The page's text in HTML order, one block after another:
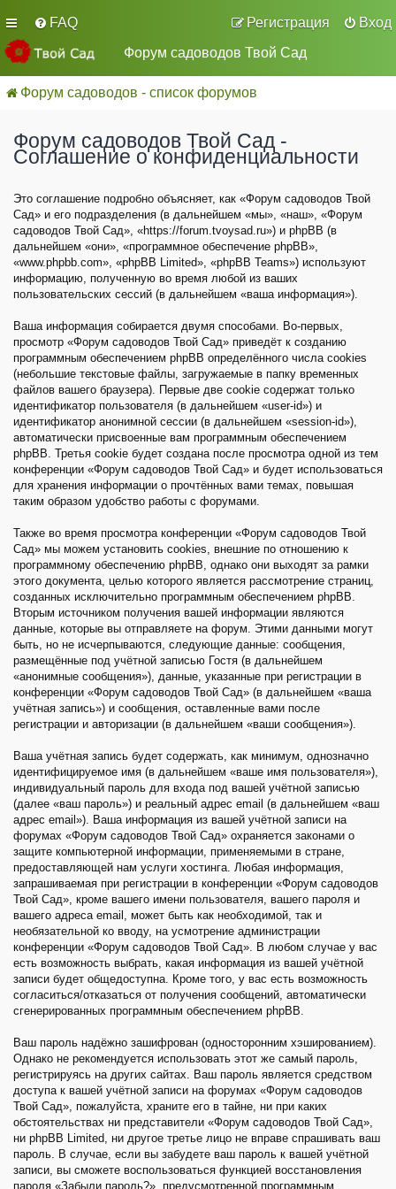
FAQ Вход
Регистрация
Форум садоводов Твой Сад
Форум садоводов - список форумов
Форум садоводов Твой Сад -
Соглашение о конфиденциальности
Это соглашение подробно объясняет, как «Форум садоводов Твой
Сад» и его подразделения (в дальнейшем «мы», «наш», «Форум
садоводов Твой Сад», «https://forum.tvoysad.ru») и phpBB (в
дальнейшем «они», «программное обеспечение phpBB»,
«www.phpbb.com», «phpBB Limited», «phpBB Teams») используют
информацию, полученную во время любой из ваших
пользовательских сессий (в дальнейшем «ваша информация»).
Ваша информация собирается двумя способами. Во-первых,
просмотр «Форум садоводов Твой Сад» приведёт к созданию
программным обеспечением phpBB определённого числа cookies
(небольшие текстовые файлы, загружаемые в папку временных
файлов вашего браузера). Первые две cookie содержат только
идентификатор пользователя (в дальнейшем «user-id») и
идентификатор анонимной сессии (в дальнейшем «session-id»),
автоматически присвоенные вам программным обеспечением
phpBB. Третья cookie будет создана после просмотра одной из тем
конференции «Форум садоводов Твой Сад» и будет использоваться
для хранения информации о прочтённых вами темах, повышая
таким образом удобство работы с форумами.
Также во время просмотра конференции «Форум садоводов Твой
Сад» мы можем установить cookies, внешние по отношению к
программному обеспечению phpBB, однако они выходят за рамки
этого документа, целью которого является рассмотрение страниц,
созданных исключительно программным обеспечением phpBB.
Вторым источником получения вашей информации являются
данные, которые вы отправляете на форум. Этими данными могут
быть, но не исчерпываются, следующие данные: сообщения,
размещённые под учётной записью Гостя (в дальнейшем
«анонимные сообщения»), данные, указанные при регистрации в
конференции «Форум садоводов Твой Сад» (в дальнейшем «ваша
учётная запись») и сообщения, оставленные вами после
регистрации и авторизации (в дальнейшем «ваши сообщения»).
Ваша учётная запись будет содержать, как минимум, однозначно
идентифицируемое имя (в дальнейшем «ваше имя пользователя»),
индивидуальный пароль для входа под вашей учётной записью
(далее «ваш пароль») и реальный адрес email (в дальнейшем «ваш
адрес email»). Ваша информация из вашей учётной записи на
форумах «Форум садоводов Твой Сад» охраняется законами о
защите компьютерной информации, применяемыми в стране,
предоставляющей нам услуги хостинга. Любая информация,
запрашиваемая при регистрации в конференции «Форум садоводов
Твой Сад», кроме вашего имени пользователя, вашего пароля и
вашего адреса email, может быть как необходимой, так и
необязательной ко вводу, на усмотрение администрации
конференции «Форум садоводов Твой Сад». В любом случае у вас
есть возможность выбрать, какая информация из вашей учётной
записи будет общедоступна. Кроме того, у вас есть возможность
согласиться/отказаться от получения сообщений, автоматически
сгенерированных программным обеспечением phpBB.
Ваш пароль надёжно зашифрован (односторонним хэшированием).
Однако не рекомендуется использовать этот же самый пароль,
регистрируясь на других сайтах. Ваш пароль является средством
доступа к вашей учётной записи на форумах «Форум садоводов
Твой Сад», пожалуйста, храните его в тайне, ни при каких
обстоятельствах ни представители «Форум садоводов Твой Сад»,
ни phpBB Limited, ни другое третье лицо не вправе спрашивать ваш
пароль. В случае, если вы забудете ваш пароль к вашей учётной
записи, вы сможете воспользоваться функцией восстановления
пароля «Забыли пароль?», предусмотренной программным